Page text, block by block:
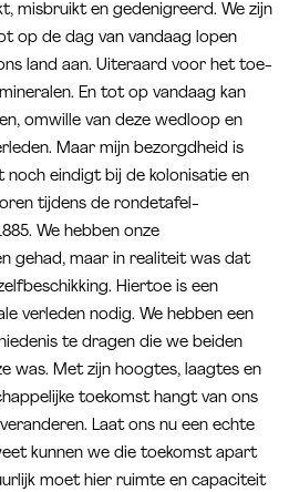
misbruikt en gedenigreerd. We zijn
op de dag van vandaag lopen
land aan. Uiteraard voor het toe-
En tot op vandaag kan
omwille van deze wedloop en
Maar mijn bezorgdheid is
eindigt bij de kolonisatie en
tijdens de rondetafel-
We hebben onze
gehad, maar in realiteit was dat
Hiertoe is een
verleden nodig. We hebben een
te dragen die we beiden
was. Met zijn hoogtes, laagtes en
toekomst hangt van ons
Laat ons nu een echte
kunnen we die toekomst apart
moet hier ruimte en capaciteit